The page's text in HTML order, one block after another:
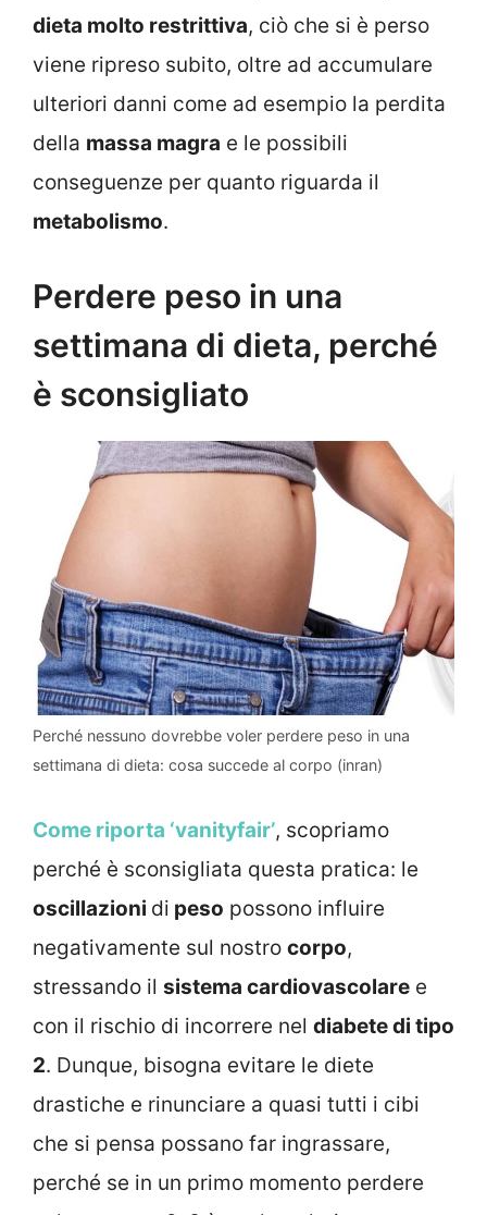
dieta molto restrittiva, ciò che si è perso
viene ripreso subito, oltre ad accumulare
ulteriori danni come ad esempio la perdita
della massa magra e le possibili
conseguenze per quanto riguarda il
metabolismo.
Perdere peso in una
settimana di dieta, perché
è sconsigliato
Perché nessuno dovrebbe voler perdere peso in una
settimana di dieta: cosa succede al corpo (inran)
Come riporta ‘vanityfair’, scopriamo
perché è sconsigliata questa pratica: le
oscillazioni di peso possono influire
negativamente sul nostro corpo,
stressando il sistema cardiovascolare e
con il rischio di incorrere nel diabete di tipo
2. Dunque, bisogna evitare le diete
drastiche e rinunciare a quasi tutti i cibi
che si pensa possano far ingrassare,
perché se in un primo momento perdere